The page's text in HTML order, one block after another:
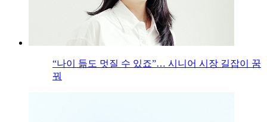
“나이 듦도 멋질 수 있죠”… 시니어 시장 길잡이 꿈
꿔